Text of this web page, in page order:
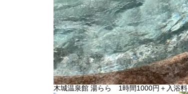
木城温泉館 湯らら 1時間1000円＋入浴料